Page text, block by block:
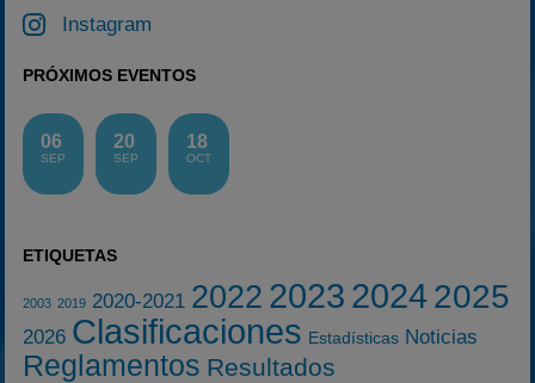
Instagram
PRÓXIMOS EVENTOS
06
SEP
20
SEP
18
OCT
ETIQUETAS
2003 2019 2020-2021 2022 2023 20242025
2026 Clasificaciones Estadísticas Noticias
Reglamentos Resultados